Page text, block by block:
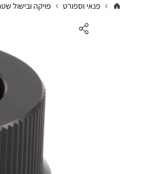
פנאי וספורט פויקה ובישול